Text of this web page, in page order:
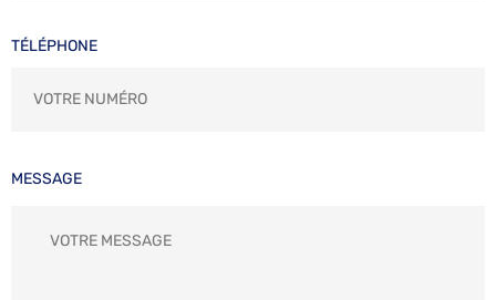
TÉLÉPHONE
MESSAGE